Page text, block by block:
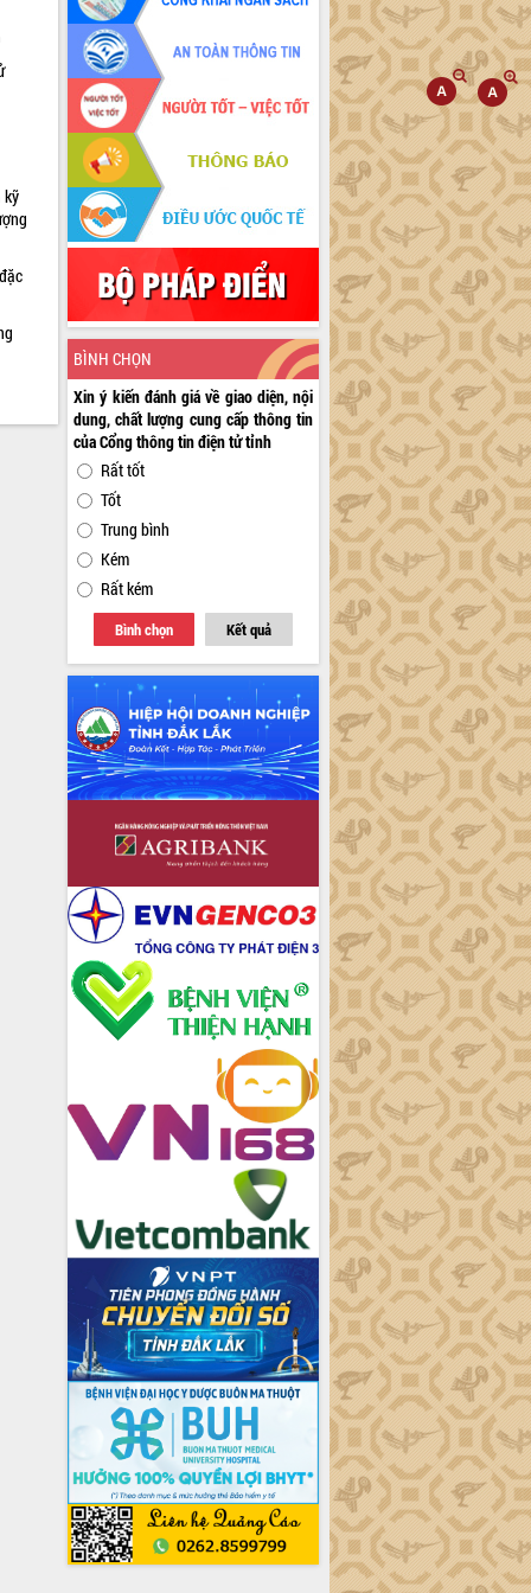
kỹ
BÌNH CHỌN
Xin ý kiến đánh giá về giao diện, nội
dung, chất lượng cung cấp thông tin
của Cổng thông tin điện tử tỉnh
Rất tốt
Tốt
Trung bình
Kém
Rất kém
Bình chọn Kết quả